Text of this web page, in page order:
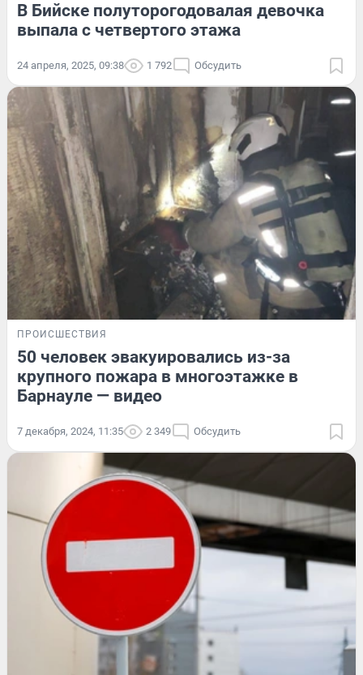
В Бийске полуторогодовалая девочка
выпала с четвертого этажа
24 апреля, 2025, 09:38 1 792 Обсудить
ПРОИСШЕСТВИЯ
50 человек эвакуировались из-за
крупного пожара в многоэтажке в
Барнауле — видео
7 декабря, 2024, 11:35 2 349 Обсудить